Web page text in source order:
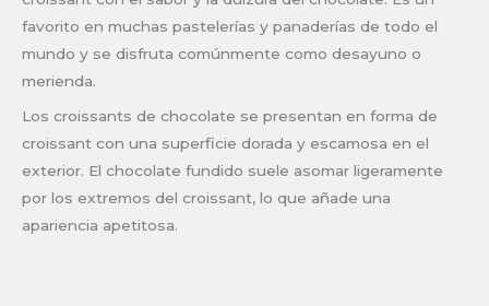
favorito en muchas pastelerías y panaderías de todo el
mundo y se disfruta comúnmente como desayuno o
merienda.
Los croissants de chocolate se presentan en forma de
croissant con una superficie dorada y escamosa en el
exterior. El chocolate fundido suele asomar ligeramente
por los extremos del croissant, lo que añade una
apariencia apetitosa.